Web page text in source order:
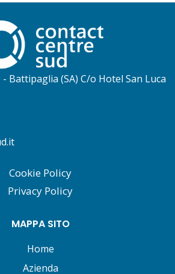
- Battipaglia (SA) C/o Hotel San Luca
Cookie Policy
Privacy Policy
MAPPA SITO
Home
Azienda